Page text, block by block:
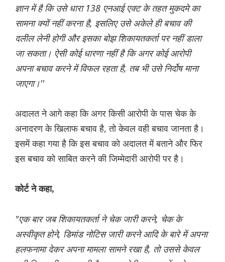
ज्ञान में है कि उसे धारा 138 एनआई एक्ट के तहत मुकदमे का
सामना क्यों नहीं करना है, इसलिए उसे अकेले ही बचाव की
दलील लेनी होगी और इसका बोझ शिकायतकर्ता पर नहीं डाला
जा सकता। ऐसी कोई धारणा नहीं है कि अगर कोई आरोपी
अपना बचाव करने में विफल रहता है, तब भी उसे निर्दोष माना
जाएगा।''
अदालत ने आगे कहा कि अगर किसी आरोपी के पास चेक के
अनादरण के खिलाफ बचाव है, तो केवल वही बचाव जानता है।
इसमें कहा गया है कि इस बचाव को अदालत में बताने और फिर
इस बचाव को साबित करने की जिम्मेदारी आरोपी पर है।
कोर्ट ने कहा,
"एक बार जब शिकायतकर्ता ने चेक जारी करने, चेक के
अस्वीकृत होने, डिमांड नोटिस जारी करने आदि के बारे में अपना
हलफनामा देकर अपना मामला सामने रखा है, तो उससे केवल